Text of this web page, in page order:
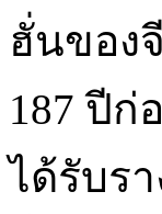
ฮั่นของ
187 ปี
ได้รับร